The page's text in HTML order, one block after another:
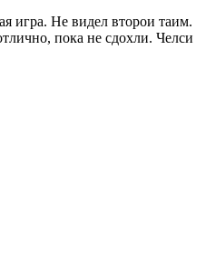
игра. Не видел второи таим.
пока не сдохли. Челси